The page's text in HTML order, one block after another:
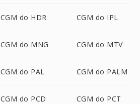
CGM do HDR CGM do IPL
CGM do MNG CGM do MTV
CGM do PAL CGM do PALM
CGM do PCD CGM do PCT